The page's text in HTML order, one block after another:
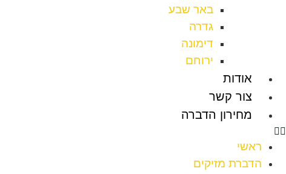
באר שבע
גדרה
דימונה
ירוחם
אודות
צור קשר
מחירון הדברה
ראשי
הדברת מזיקים